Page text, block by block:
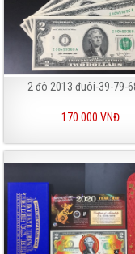
2 đô 2013 đuôi-39-79-
170.000 VNĐ